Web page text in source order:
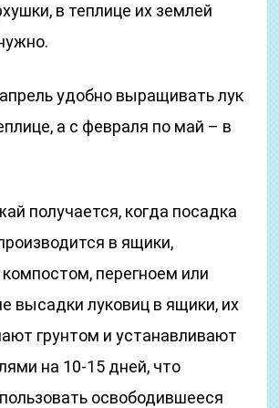
в теплице их землей
удобно выращивать лук
а с февраля по май – в
получается, когда посадка
в ящики,
перегноем или
высадки луковиц в ящики, их
грунтом и устанавливают
на 10-15 дней, что
освободившееся